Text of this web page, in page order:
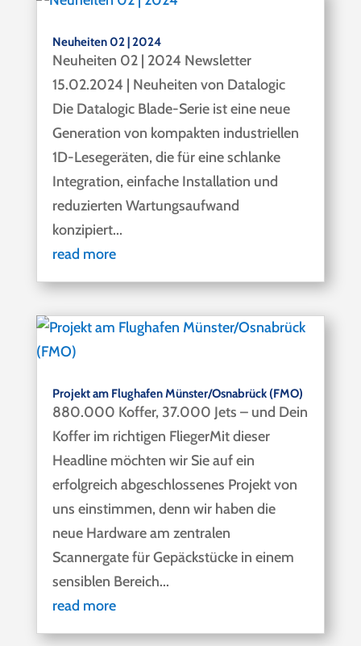
Neuheiten 02 | 2024
Neuheiten 02 | 2024 Newsletter
15.02.2024 | Neuheiten von Datalogic
Die Datalogic Blade-Serie ist eine neue
Generation von kompakten industriellen
1D-Lesegeräten, die für eine schlanke
Integration, einfache Installation und
reduzierten Wartungsaufwand
konzipiert...
read more
Projekt am Flughafen Münster/Osnabrück (FMO)
880.000 Koffer, 37.000 Jets – und Dein
Koffer im richtigen FliegerMit dieser
Headline möchten wir Sie auf ein
erfolgreich abgeschlossenes Projekt von
uns einstimmen, denn wir haben die
neue Hardware am zentralen
Scannergate für Gepäckstücke in einem
sensiblen Bereich...
read more